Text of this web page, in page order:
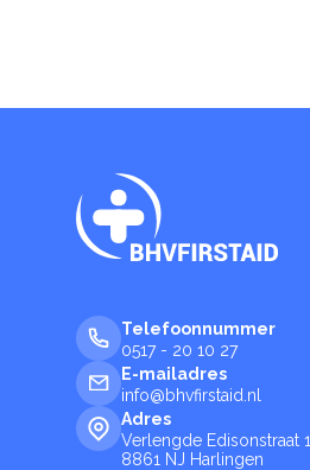
Telefoonnummer
0517 - 20 10 27
E-mailadres
info@bhvfirstaid.nl
Adres
Verlengde Edisonstraat 1
8861 NJ Harlingen